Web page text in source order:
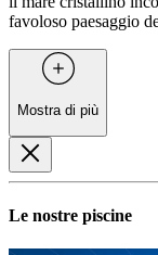
favoloso paesaggio
Mostra di più
Le nostre piscine